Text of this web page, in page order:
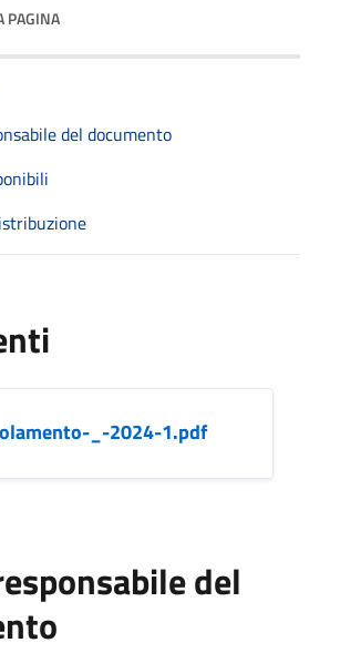
PAGINA
del documento
_-2024-1.pdf
del